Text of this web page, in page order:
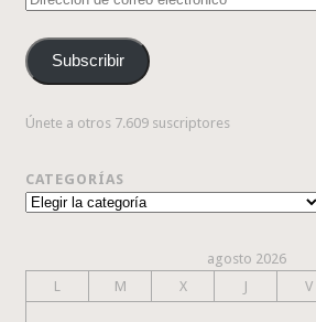
correo
electrónico
Subscribir
Únete a otros 7.609 suscriptores
CATEGORÍAS
Categorías
agosto 2026
L
M X J V